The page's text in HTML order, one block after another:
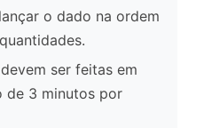
o dado na ordem
ser feitas em
de 3 minutos por